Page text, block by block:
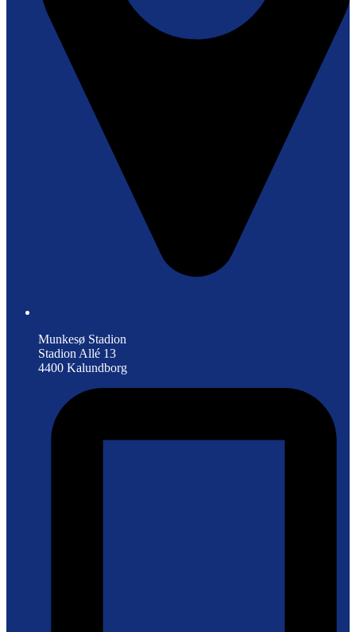
Munkesø Stadion
Stadion Allé 13
4400 Kalundborg